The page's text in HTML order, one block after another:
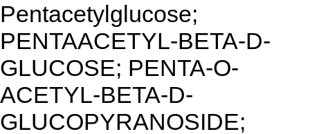
Pentacetylglucose;
PENTAACETYL-BETA-D-
GLUCOSE; PENTA-O-
ACETYL-BETA-D-
GLUCOPYRANOSIDE;